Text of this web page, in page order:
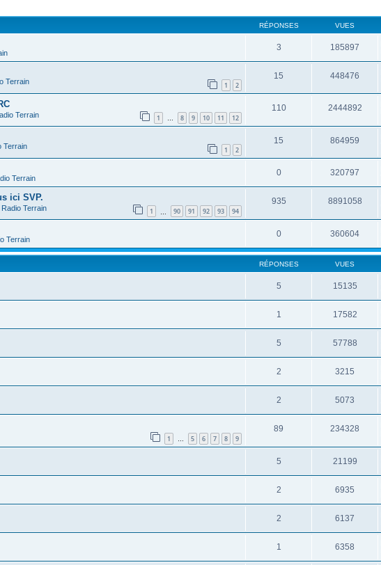
RÉPONSES VUES
3 185897
Terrain 1 2
15 448476
Terrain 1 … 8 9 10 11 12
110 2444892
Terrain 1 2
15 864959
Terrain
0 320797
ici SVP.
Radio Terrain 1 90 91 92 93 94
935 8891058
Terrain
0 360604
RÉPONSES VUES
5 15135
1 17582
5 57788
2 3215
2 5073
1 … 5 6 7 8 9
89 234328
5 21199
2 6935
2 6137
1 6358